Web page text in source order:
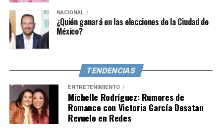
NACIONAL
¿Quién ganará en las elecciones de la Ciudad de
México?
TENDENCIAS
ENTRETENIMIENTO
Michelle Rodríguez: Rumores de
Romance con Victoria García Desatan
Revuelo en Redes